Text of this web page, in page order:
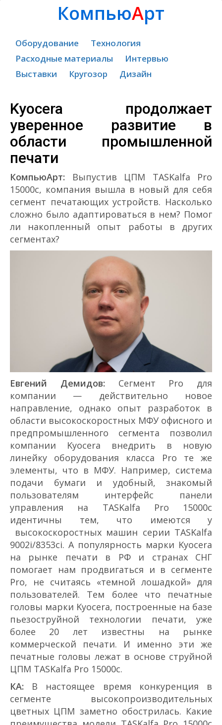
КомпьюАрт
Оборудование
Технология
Расходные материалы
Интервью
Выставки
Кругозор Дизайн
Kyocera продолжает
уверенное развитие в
области промышленной
печати
КомпьюАрт: Выпустив ЦПМ TASKalfa Pro
15000c, компания вышла в новый для себя
сегмент печатающих устройств. Насколько
сложно было адаптироваться в нем? Помог
ли накопленный опыт работы в других
сегментах?
Евгений Демидов: Сегмент Pro для
компании — действительно новое
направление, однако опыт разработок в
области высокоскоростных МФУ офисного и
предпромышленного сегмента позволил
компании Kyocera внедрить в новую
линейку оборудования класса Pro те же
элементы, что в МФУ. Например, система
подачи бумаги и удобный, знакомый
пользователям интерфейс панели
управления на TASKalfa Pro 15000c
идентичны тем, что имеются у
высокоскоростных машин серии TASKalfa
9002i/8353ci. А популярность марки Kyocera
на рынке печати в РФ и странах СНГ
помогает нам продвигаться и в сегменте
Pro, не считаясь «темной лошадкой» для
пользователей. Тем более что печатные
головы марки Kyocera, построенные на базе
пьезоструйной технологии печати, уже
более 20 лет известны на рынке
коммерческой печати. И именно эти же
печатные головы лежат в основе струйной
ЦПМ TASKalfa Pro 15000c.
КА: В настоящее время конкуренция в
сегменте высокопроизводительных
цветных ЦПМ заметно обострилась. Какие